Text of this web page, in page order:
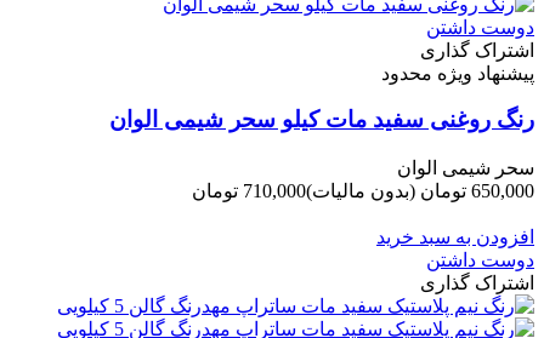
دوست داشتن
اشتراک گذاری
پیشنهاد ویژه محدود
رنگ روغنی سفید مات کیلو سحر شیمی الوان
سحر شیمی الوان
650,000 تومان
(بدون مالیات)710,000 تومان
افزودن به سبد خرید
دوست داشتن
اشتراک گذاری